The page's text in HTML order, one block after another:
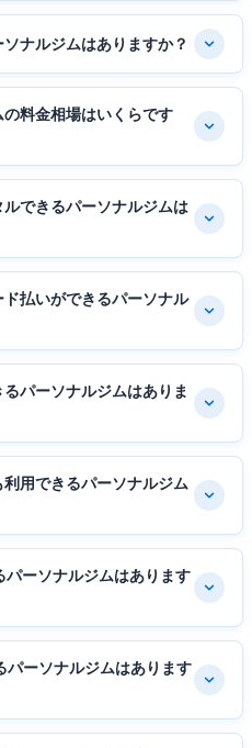
ナルジムはありますか？
料金相場はいくらです
できるパーソナルジムは
払いができるパーソナル
パーソナルジムはありま
用できるパーソナルジム
ーソナルジムはあります
パーソナルジムはあります